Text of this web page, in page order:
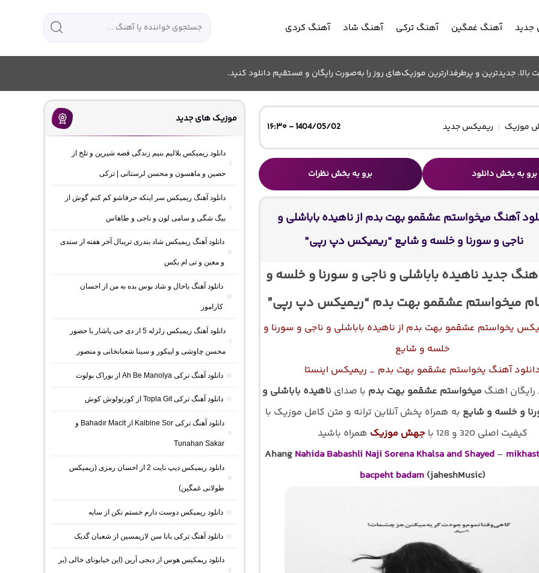
جدید آهنگ غمگین آهنگ ترکی آهنگ شاد آهنگ کردی
جدیدترین و پرطرفدارترین موزیک‌های روز را به‌صورت رایگان و مستقیم دانلود کنید.
موزیک ریمیکس جدید 1404/05/02 - ۱۶:۳۰
برو به بخش دانلود برو به بخش نظرات
آهنگ میخواستم عشقمو بهت بدم از ناهیده باباشلی و
ناجی و سورنا و خلسه و شایع “ریمیکس دپ رپی”
جدید ناهیده باباشلی و ناجی و سورنا و خلسه و
میخواستم عشقمو بهت بدم “ریمیکس دپ رپی”
یخواستم عشقمو بهت بدم از ناهیده باباشلی و ناجی و سورنا و
خلسه و شایع
آهنگ یخواستم عشقمو بهت بدم _ ریمیکس اینستا
رایگان اهنگمیخواستم عشقمو بهت بدم با صدای ناهیده باباشلی و
و خلسه و شایع به همراه پخش آنلاین ترانه و متن کامل موزیک با
کیفیت اصلی 320 و 128 با
جهش موزیک همراه باشید
Ahang Nahida Babashli Naji Sorena Khalsa and Shayed –
bacpeht badam(jaheshMusic)
موزیک های جدید
دانلود ریمیکس بلالیم بنیم زندگی قصه شیرین و تلخ از
حصین و ماهسون و محسن لرستانی | ترکی
دانلود آهنگ ریمیکس سر اینکه حرفاشو کم کنم گوش از
بیگ شگی و سامی لون و ناجی و طاهاس
دانلود آهنگ ریمیکس شاد بندری تریبال آخر هفته از سندی
و معین و تی ام بکس
دانلود آهنگ باحال و شاد بوس بده به من از احسان
کاراموز
دانلود آهنگ ریمیکس زلزله 5 از دی جی یاشار با حضور
محسن چاوشی و اپیکور و سینا شعبانخانی و منصور
دانلود آهنگ ترکی Ah Be Manolya از بوراک بولوت
دانلود آهنگ ترکی Topla Git از کورتولوش کوش
دانلود آهنگ ترکی Kalbine Sor از Bahadır Macit و
Tunahan Sakar
دانلود ریمیکس دیپ نایت 2 از احسان رمزی (ریمیکس
طولانی غمگین)
دانلود ریمیکس دوست دارم خستم نکن از سایه
دانلود آهنگ ترکی بانا سن لازیمسین از شعبان گدیک
دانلود ریمکیس هوس از دیجی آرین (این خیابونای خالی (بر